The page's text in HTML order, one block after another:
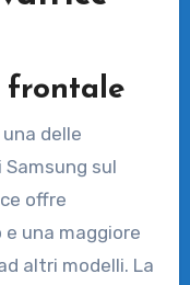
frontale
delle
sul
offre
e una maggiore
altri modelli. La